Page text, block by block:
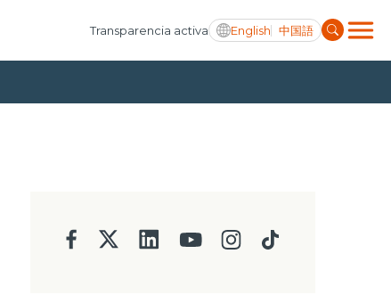
Transparencia activa English 中国語